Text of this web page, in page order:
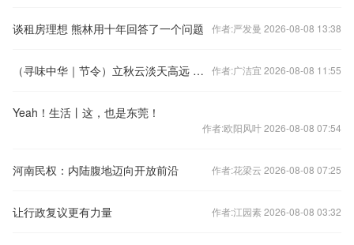
谈租房理想 熊林用十年回答了一个问题 作者:严发曼 2026-08-08 13:38
（寻味中华｜节令）立秋云淡天高远 不负... 作者:广洁宜 2026-08-08 11:55
Yeah！生活丨这，也是东莞！
作者:欧阳风叶 2026-08-08 07:54
河南民权：内陆腹地迈向开放前沿 作者:花梁云 2026-08-08 07:25
让行政复议更有力量 作者:江园素 2026-08-08 03:32